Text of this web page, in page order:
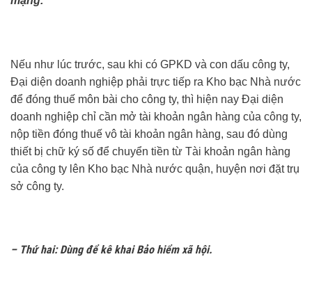
Nếu như lúc trước, sau khi có GPKD và con dấu công ty,
Đại diện doanh nghiệp phải trực tiếp ra Kho bạc Nhà nước
để đóng thuế môn bài cho công ty, thì hiện nay Đại diện
doanh nghiệp chỉ cần mở tài khoản ngân hàng của công ty,
nộp tiền đóng thuế vô tài khoản ngân hàng, sau đó dùng
thiết bị chữ ký số để chuyển tiền từ Tài khoản ngân hàng
của công ty lên Kho bạc Nhà nước quận, huyện nơi đặt trụ
sở công ty.
– Thứ hai: Dùng để kê khai Bảo hiểm xã hội.